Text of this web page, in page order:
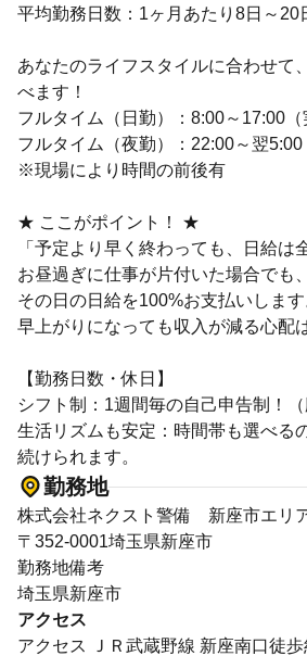
平均勤務日数：1ヶ月あたり8日～20
あなたのライフスタイルに合わせて
べます！
フルタイム（日勤）：8:00～17:00（
フルタイム（夜勤）：22:00～翌5:00
※現場により時間の前後有
★ ここがポイント！ ★
「予定より早く終わっても、日給は
お昼過ぎに仕事が片付いた場合でも、
その日の日給を100%お支払いします
早上がりになっても収入が減る心配
【勤務日数・休日】
シフト制：1週間毎の自己申告制！（
生活リズムも安定：時間帯も選べる
続けられます。
勤務地
株式会社ネクスト警備 新座市エリ
〒352-0001埼玉県新座市
勤務地備考
埼玉県新座市
アクセス
アクセス ＪＲ武蔵野線 新座南口徒